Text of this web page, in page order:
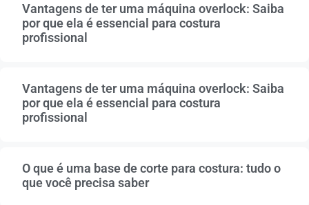
Vantagens de ter uma máquina overlock: Saiba
por que ela é essencial para costura
profissional
Vantagens de ter uma máquina overlock: Saiba
por que ela é essencial para costura
profissional
O que é uma base de corte para costura: tudo o
que você precisa saber